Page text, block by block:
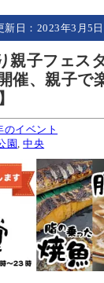
新日： 2023年3月5日
親子フェス
催、親子で
のイベント
園,中央